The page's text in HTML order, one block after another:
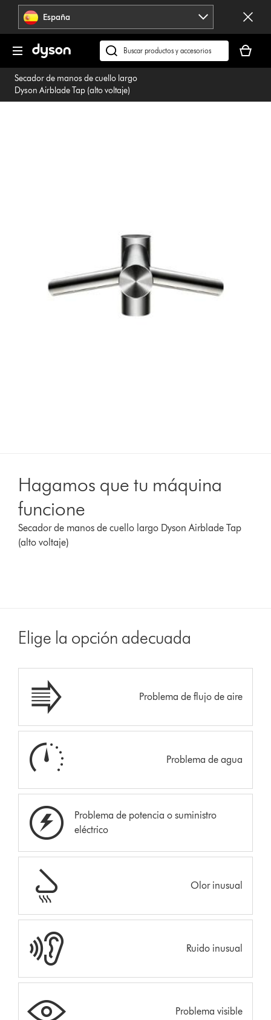
Omitir
navegación España
Buscar
en
dyson.es
cesta
está
Secador de manos de cuello largo
Dyson Airblade Tap (alto voltaje)
Hagamos que tu máquina
funcione
Secador de manos de cuello largo Dyson Airblade Tap
(alto voltaje)
Elige la opción adecuada
Problema de flujo de aire
Problema de agua
Problema de potencia o suministro
eléctrico
Olor inusual
Ruido inusual
Problema visible